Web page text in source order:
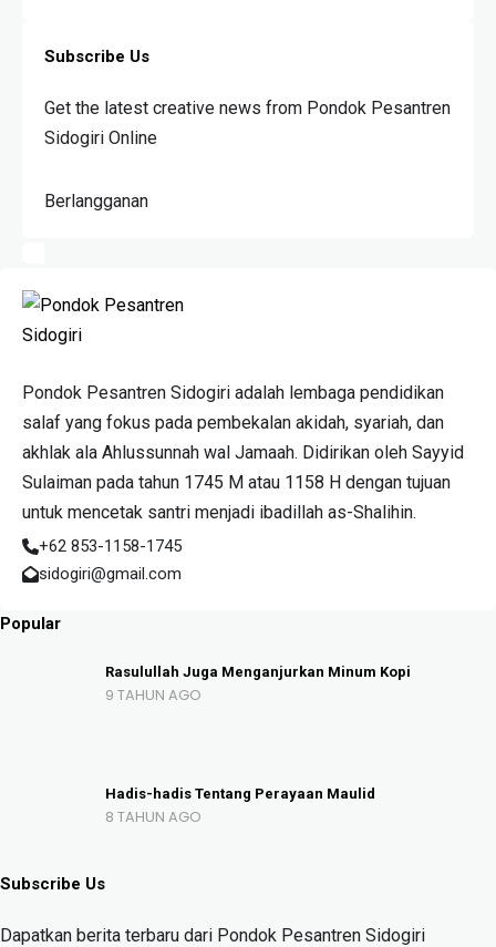
Subscribe Us
Get the latest creative news from Pondok Pesantren
Sidogiri Online
Berlangganan
Pondok Pesantren Sidogiri adalah lembaga pendidikan
salaf yang fokus pada pembekalan akidah, syariah, dan
akhlak ala Ahlussunnah wal Jamaah. Didirikan oleh Sayyid
Sulaiman pada tahun 1745 M atau 1158 H dengan tujuan
untuk mencetak santri menjadi ibadillah as-Shalihin.
+62 853-1158-1745
sidogiri@gmail.com
Popular
Rasulullah Juga Menganjurkan Minum Kopi
9 TAHUN AGO
Hadis-hadis Tentang Perayaan Maulid
8 TAHUN AGO
Subscribe Us
Dapatkan berita terbaru dari Pondok Pesantren Sidogiri